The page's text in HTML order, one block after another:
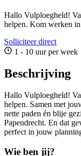
Hallo Vulploegheld!
helpen. Kom werken
Solliciteer direct
1 - 10 uur per week
Beschrijving
Hallo Vulploegheld!
helpen. Samen met
nette paden én blije
Papendrecht. En dat
perfect in jouw
Wie ben jij?